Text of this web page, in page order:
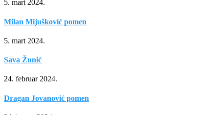
5. mart 2024.
Milan Mijušković pomen
5. mart 2024.
Sava Žunić
24. februar 2024.
Dragan Jovanović pomen